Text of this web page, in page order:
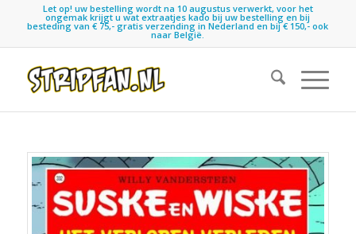
Let op! uw bestelling wordt na 10 augustus verwerkt, voor het
ongemak krijgt u wat extraatjes kado bij uw bestelling en bij
besteding van € 75,- gratis verzending in Nederland en bij € 150,- ook
naar België.